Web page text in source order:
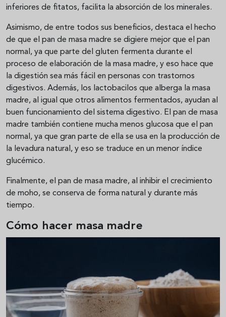
inferiores de fitatos, facilita la absorción de los minerales.
Asimismo, de entre todos sus beneficios, destaca el hecho
de que el pan de masa madre se digiere mejor que el pan
normal, ya que parte del gluten fermenta durante el
proceso de elaboración de la masa madre, y eso hace que
la digestión sea más fácil en personas con trastornos
digestivos. Además, los lactobacilos que alberga la masa
madre, al igual que otros alimentos fermentados, ayudan al
buen funcionamiento del sistema digestivo. El pan de masa
madre también contiene mucha menos glucosa que el pan
normal, ya que gran parte de ella se usa en la producción de
la levadura natural, y eso se traduce en un menor índice
glucémico.
Finalmente, el pan de masa madre, al inhibir el crecimiento
de moho, se conserva de forma natural y durante más
tiempo.
Cómo hacer masa madre